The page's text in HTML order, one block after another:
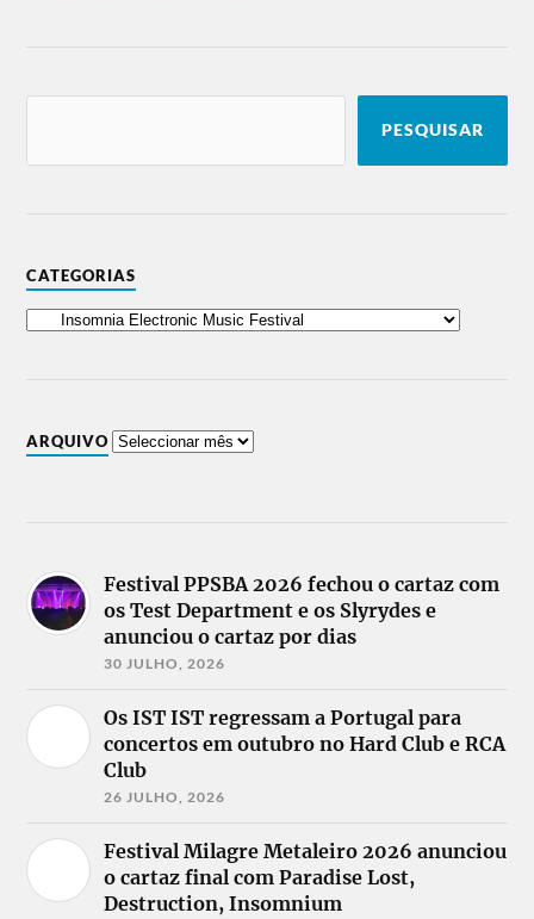
PESQUISAR
CATEGORIAS
ARQUIVO
Festival PPSBA 2026 fechou o cartaz com
os Test Department e os Slyrydes e
anunciou o cartaz por dias
30 JULHO, 2026
Os IST IST regressam a Portugal para
concertos em outubro no Hard Club e RCA
Club
26 JULHO, 2026
Festival Milagre Metaleiro 2026 anunciou
o cartaz final com Paradise Lost,
Destruction, Insomnium